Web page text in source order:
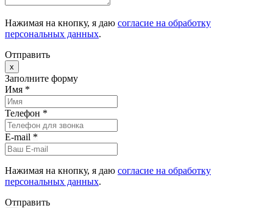
Нажимая на кнопку, я даю согласие на обработку
персональных данных.
Отправить
x
Заполните форму
Имя *
Телефон *
E-mail *
Нажимая на кнопку, я даю согласие на обработку
персональных данных.
Отправить